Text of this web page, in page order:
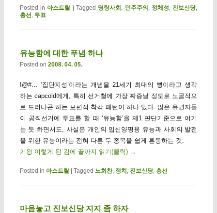
Posted in 아스트랄 |Tagged 명랑사회 , 민주주의 , 정체성, 진보신당,
총선, 투표
유능함에 대한 푸념 하나
Posted on 2008. 04. 05.
!@#… ‘집단지성’이라는 개념을 21세기 최대의 뻥이라고 생각
하는 capcold에게, 특히 선거철에 가장 짜증날 정도로 노골적으
로 드러나곤 하는 보편적 착각 패턴이 하나 있다. 많은 유권자들
이 공직선거에 투표를 할 때 ‘유능함’을 제1 판단기준으로 여기
는 듯 하면서도, 사실은 개인의 입신양명용 유능과 사회의 발전
을 위한 유능이라는 전혀 다른 두 종목을 쉽게 혼동하는 것.
기왕 이렇게 된 김에 끝까지 읽기(클릭) →
Posted in 아스트랄 | Tagged 노회찬, 정치 진보신당, 총선
마음놓고 진보신당 지지 좀 하자